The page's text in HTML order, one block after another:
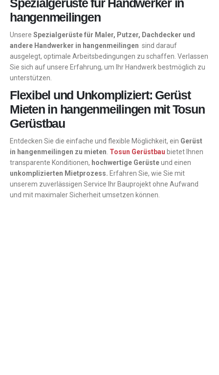
Spezialgerüste für Handwerker in
hangenmeilingen
Unsere Spezialgerüste für Maler, Putzer, Dachdecker und
andere Handwerker in hangenmeilingen sind darauf
ausgelegt, optimale Arbeitsbedingungen zu schaffen. Verlassen
Sie sich auf unsere Erfahrung, um Ihr Handwerk bestmöglich zu
unterstützen.
Flexibel und Unkompliziert: Gerüst
Mieten in hangenmeilingen mit Tosun
Gerüstbau
Entdecken Sie die einfache und flexible Möglichkeit, ein Gerüst
in hangenmeilingen zu mieten Tosun Gerüstbau bietet Ihnen
transparente Konditionen, hochwertige Gerüsteund einen
unkomplizierten Mietprozess. Erfahren Sie, wie Sie mit
unserem zuverlässigen Service Ihr Bauprojekt ohne Aufwand
und mit maximaler Sicherheit umsetzen können.